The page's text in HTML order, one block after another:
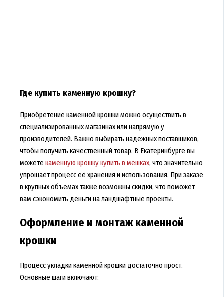
Где купить каменную крошку?
Приобретение каменной крошки можно осуществить в
специализированных магазинах или напрямую у
производителей. Важно выбирать надежных поставщиков,
чтобы получить качественный товар. В Екатеринбурге вы
можете каменную крошку купить в мешках, что значительно
упрощает процесс её хранения и использования. При заказе
в крупных объемах также возможны скидки, что поможет
вам сэкономить деньги на ландшафтные проекты.
Оформление и монтаж каменной
крошки
Процесс укладки каменной крошки достаточно прост.
Основные шаги включают: